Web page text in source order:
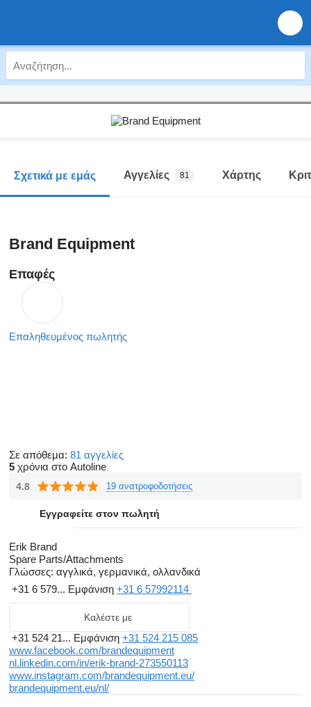
Σχετικά με εμάς Αγγελίες 81 Χάρτης
Brand Equipment
Επαφές
Επαληθευμένος πωλητής
Σε απόθεμα: 81 αγγελίες
5 χρόνια στο Autoline
4.8 19 ανατροφοδοτήσεις
Εγγραφείτε στον πωλητή
Erik Brand
Spare Parts/Attachments
Γλώσσες: αγγλικά, γερμανικά, ολλανδικά
+31 6 579... Εμφάνιση +31 6 57992114
Καλέστε με
+31 524 21... Εμφάνιση +31 524 215 085
www.facebook.com/brandequipment
nl.linkedin.com/in/erik-brand-273550113
www.instagram.com/brandequipment.eu/
brandequipment.eu/nl/